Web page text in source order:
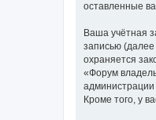
оставленные
Ваша учётная
записью
охраняется
«Форум
Кроме того, у